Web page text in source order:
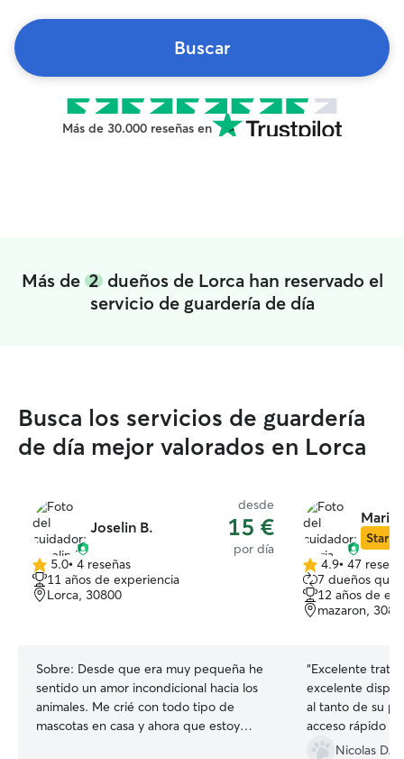
Buscar
Más de 30.000 reseñas en
Más de 2dueños de Lorca han reservado el
servicio de guardería de día
Busca los servicios de guardería
de día mejor valorados en Lorca
Joselin B.
desde
15 €
por día
5.0
de
5
5.0• 4 reseñas
11 años de experiencia
Lorca, 30800
Sobre: Desde que era muy pequeña he
sentido un amor incondicional hacia los
animales. Me crié con todo tipo de
mascotas en casa y ahora que estoy
Maria
Star
4.9
de
5
estrellas
4.9• 47
7 dueños que
12 años de
mazaron,
“Excelente trato
excelente
al tanto de su
acceso rápido a
los Nicolas D.